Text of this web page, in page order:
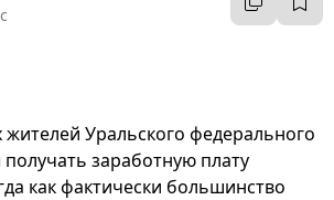
Уральского федерального
заработную плату
как фактически большинство